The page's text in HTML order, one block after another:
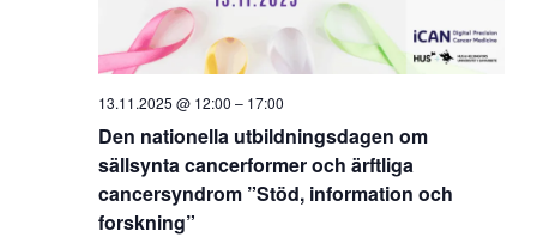
13.11.2025 @ 12:00 – 17:00
Den nationella utbildningsdagen om
sällsynta cancerformer och ärftliga
cancersyndrom ”Stöd, information och
forskning”